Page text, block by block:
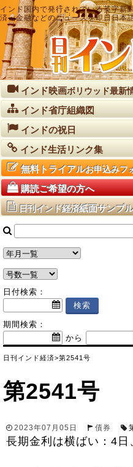
インド国内で発行されている英字新
済・金融などのニュースを即日日本
インド映画ボリウッド最新
インド省庁組織図
インドの祝日
インド生活リンク集
無料トライアルお申込みフ
購読ご希望の方へ
日刊インド経済紙面サンプ
日付検索：
期間検索：
から
日刊インド経済>第2541号
第2541号
2023年07月05日 債券
長期金利は横ばい：4日